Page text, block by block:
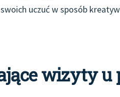
uczuć w sposób
wizyty